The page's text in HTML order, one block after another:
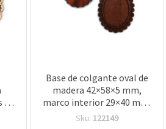
–
Base de colgante oval de
madera 42×58×5 mm,
marco interior 29×40 mm,
orificio 2,5 mm, marrón –
Sku: 122149